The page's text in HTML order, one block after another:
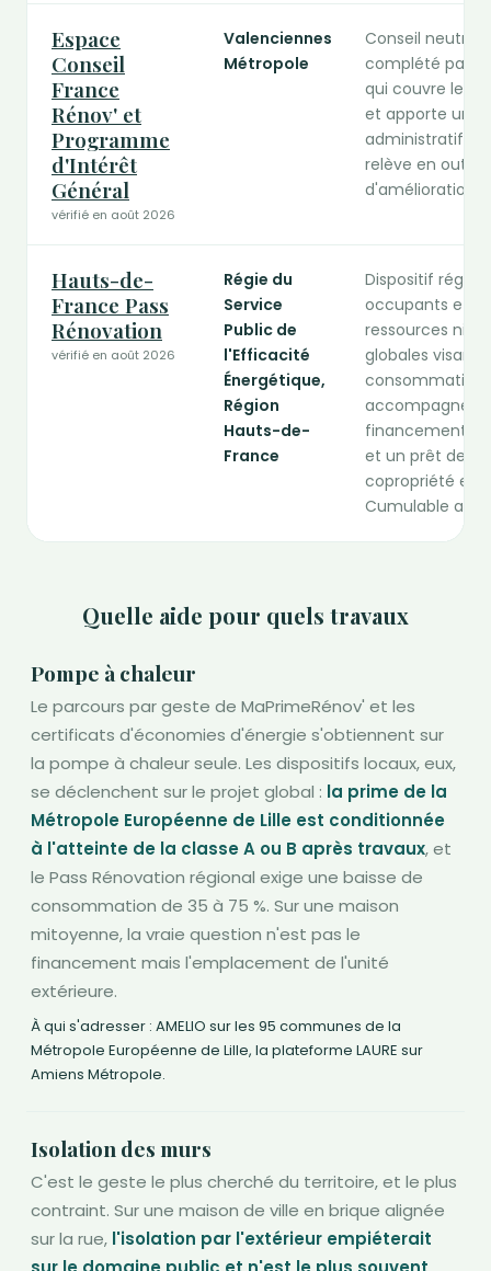
Espace
Conseil
France
Rénov' et
Programme
d'Intérêt
Général
vérifié en août 2026
Valenciennes
Métropole
Conseil neutre
complété par
qui couvre les
et apporte un
administratif,
relève en outre
d'amélioration
Hauts-de-
France Pass
Rénovation
vérifié en août 2026
Régie du
Service
Public de
l'Efficacité
Énergétique,
Région
Hauts-de-
France
Dispositif
occupants et
ressources ni
globales visant
consommation.
financement,
et un prêt de
copropriété
Cumulable
Quelle aide pour quels travaux
Pompe à chaleur
Le parcours par geste de MaPrimeRénov' et les
certificats d'économies d'énergie s'obtiennent sur
la pompe à chaleur seule. Les dispositifs locaux, eux,
se déclenchent sur le projet global : la prime de la
Métropole Européenne de Lille est conditionnée
à l'atteinte de la classe A ou B après travaux, et
le Pass Rénovation régional exige une baisse de
consommation de 35 à 75 %. Sur une maison
mitoyenne, la vraie question n'est pas le
financement mais l'emplacement de l'unité
extérieure.
À qui s'adresser : AMELIO sur les 95 communes de la
Métropole Européenne de Lille, la plateforme LAURE sur
Amiens Métropole.
Isolation des murs
C'est le geste le plus cherché du territoire, et le plus
contraint. Sur une maison de ville en brique alignée
sur la rue, l'isolation par l'extérieur empiéterait